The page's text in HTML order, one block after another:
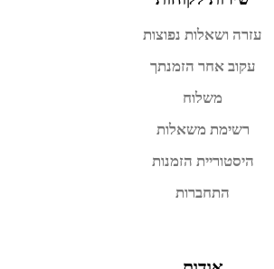
עזרה ושאלות נפוצות
עקוב אחר הזמנתך
משלוח
רשימת משאלות
היסטוריית הזמנות
התחברות